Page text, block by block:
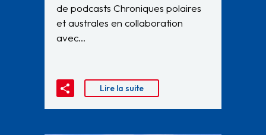
de podcasts Chroniques polaires
et australes en collaboration
avec…
Lire la suite